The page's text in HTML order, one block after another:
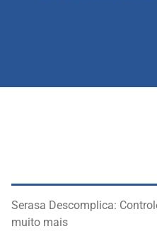
Serasa Descomplica:
muito mais